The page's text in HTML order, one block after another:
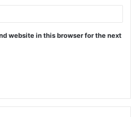
website in this browser for the next